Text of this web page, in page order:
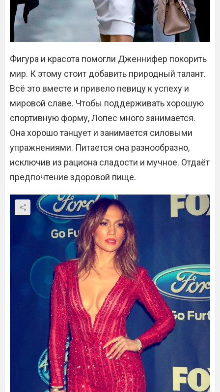
Фигура и красота помогли Дженнифер покорить
мир. К этому стоит добавить природный талант.
Всё это вместе и привело певицу к успеху и
мировой славе. Чтобы поддерживать хорошую
спортивную форму, Лопес много занимается.
Она хорошо танцует и занимается силовыми
упражнениями. Питается она разнообразно,
исключив из рациона сладости и мучное. Отдаёт
предпочтение здоровой пище.